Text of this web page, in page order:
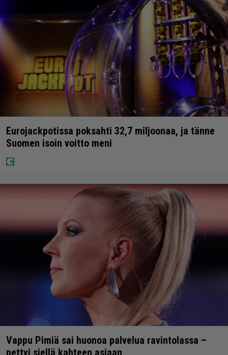
Eurojackpotissa poksahti 32,7 miljoonaa, ja tänne
Suomen isoin voitto meni
Vappu Pimiä sai huonoa palvelua ravintolassa –